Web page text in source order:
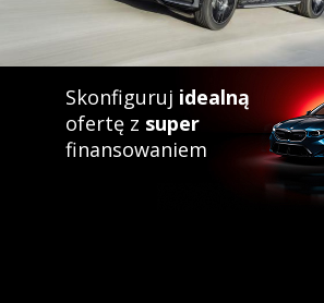
Skonfiguruj idealną
ofertę z super
finansowaniem